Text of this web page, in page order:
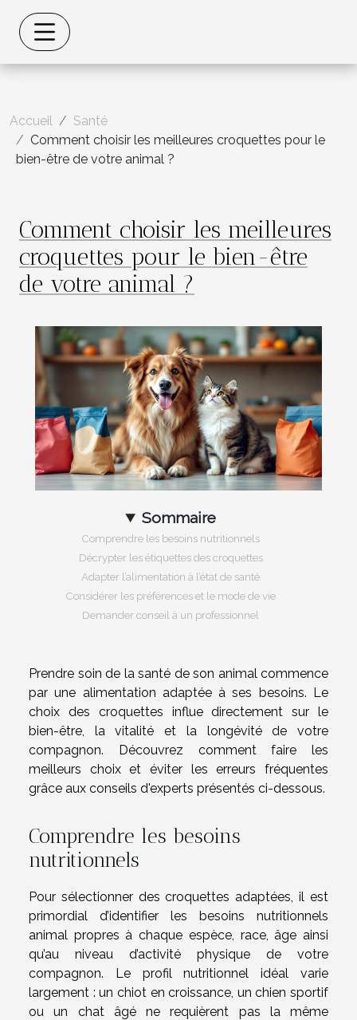
Accueil
Santé
Comment choisir les meilleures croquettes pour le
bien-être de votre animal ?
Comment choisir les meilleures
croquettes pour le bien-être
de votre animal ?
Sommaire
Comprendre les besoins nutritionnels
Décrypter les étiquettes des croquettes
Adapter l’alimentation à l’état de santé
Considérer les préférences et le mode de vie
Demander conseil à un professionnel
Prendre soin de la santé de son animal commence
par une alimentation adaptée à ses besoins. Le
choix des croquettes influe directement sur le
bien-être, la vitalité et la longévité de votre
compagnon. Découvrez comment faire les
meilleurs choix et éviter les erreurs fréquentes
grâce aux conseils d'experts présentés ci-dessous.
Comprendre les besoins
nutritionnels
Pour sélectionner des croquettes adaptées, il est
primordial d’identifier les besoins nutritionnels
animal propres à chaque espèce, race, âge ainsi
qu’au niveau d’activité physique de votre
compagnon. Le profil nutritionnel idéal varie
largement : un chiot en croissance, un chien sportif
ou un chat âgé ne requièrent pas la même